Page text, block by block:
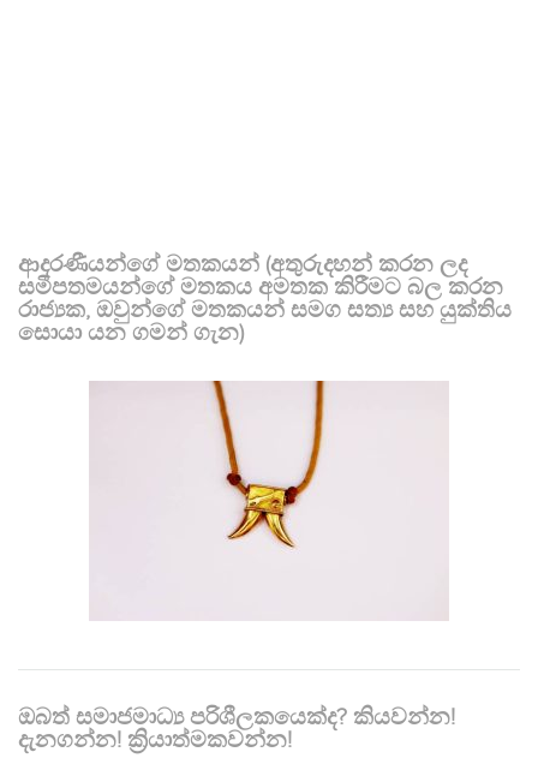
ආදරණීයන්ගේ මතකයන් (අතුරුදහන් කරන ලද
සමීපතමයන්ගේ මතකය අමතක කිරීමට බල කරන
රාජ්‍යක, ඔවුන්ගේ මතකයන් සමග සත්‍ය සහ යුක්තිය
සොයා යන ගමන් ගැන)
ඔබත් සමාජමාධ්‍ය පරිශීලකයෙක්ද? කියවන්න!
දැනගන්න! ක්‍රියාත්මකවන්න!